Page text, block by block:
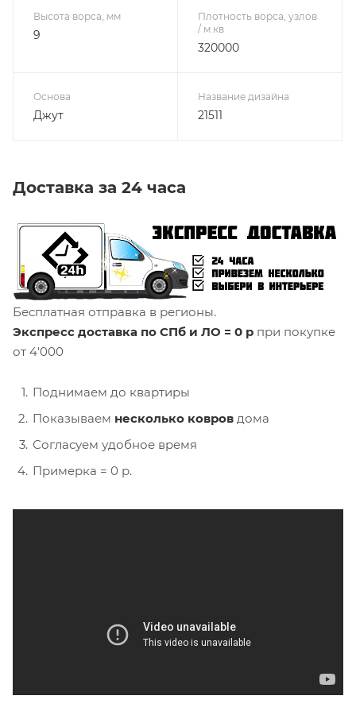
Высота ворса, мм
9
Плотность ворса, узлов
/ м.кв
320000
Основа
Джут
Название дизайна
21511
Доставка за 24 часа
Бесплатная отправка в регионы.
Экспресс доставка по СПб и ЛО = 0 р при покупке
от 4'000
Поднимаем до квартиры
Показываем несколько ковров дома
Согласуем удобное время
Примерка = 0 р.